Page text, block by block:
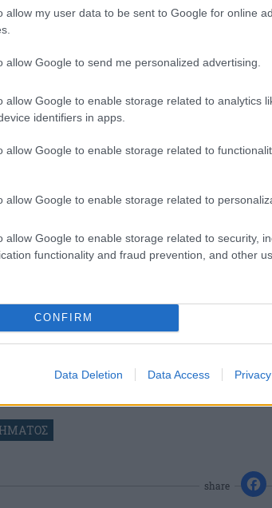
allow my user data to be sent to Google for online
allow Google to send me personalized advertising.
allow Google to enable storage related to analytics
identifiers in apps.
allow Google to enable storage related to
allow Google to enable storage related to
allow Google to enable storage related to security,
functionality and fraud prevention, and other
CONFIRM
Data Deletion Data Access
share